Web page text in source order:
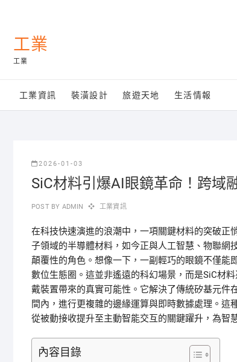
content工業
工業
工業資訊 裝潢設計 旅遊天地 生活情報
2026-01-03
SiC材料引爆AI眼鏡革命！跨域
POST BY ADMIN 工業資訊
在科技快速演進的浪潮中，一項關鍵材料的突破正
子領域的半導體材料，如今正與人工智慧、物聯網
顛覆性的角色。想像一下，一副輕巧的眼鏡不僅能
數位生態圈。這並非遙遠的科幻場景，而是SiC材
戴裝置帶來的真實可能性。它解決了傳統矽基元件
間內，進行更複雜的邊緣運算與即時數據處理。這
從被動接收提升至主動智能交互的關鍵躍升，為智
內容目錄